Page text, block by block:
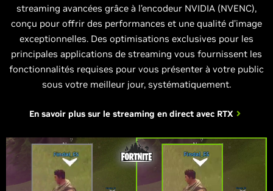
streaming avancées grâce à l’encodeur NVIDIA (NVENC),
conçu pour offrir des performances et une qualité d’image
exceptionnelles. Des optimisations exclusives pour les
principales applications de streaming vous fournissent les
fonctionnalités requises pour vous présenter à votre public
sous votre meilleur jour, systématiquement.
En savoir plus sur le streaming en direct avec RTX